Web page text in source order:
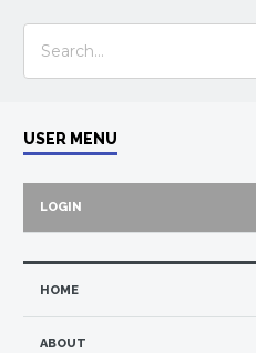
USER MENU
LOGIN
HOME
ABOUT